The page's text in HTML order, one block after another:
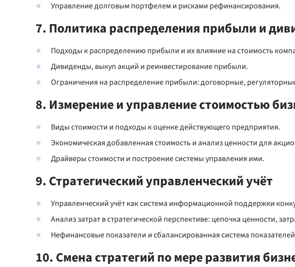
Управление долговым портфелем и рисками рефинансирования.
7. Политика распределения прибыли и
Подходы к распределению прибыли и их влияние на стоимость
Дивиденды, выкуп акций и реинвестирование прибыли.
Ограничения на распределение прибыли: договорные,
8. Измерение и управление стоимостью
Виды стоимости и подходы к оценке действующего предприятия.
Экономическая добавленная стоимость и анализ ценности для
Драйверы стоимости и построение системы управления ими.
9. Стратегический управленческий учёт
Управленческий учёт как система информационной поддержки
Анализ затрат в стратегической перспективе: цепочка ценности,
Нефинансовые показатели и сбалансированная система
10. Смена стратегий по мере развития